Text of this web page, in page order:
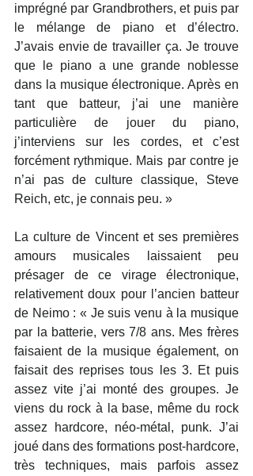
imprégné par Grandbrothers, et puis par
le mélange de piano et d’électro.
J’avais envie de travailler ça. Je trouve
que le piano a une grande noblesse
dans la musique électronique. Après en
tant que batteur, j’ai une manière
particulière de jouer du piano,
j’interviens sur les cordes, et c’est
forcément rythmique. Mais par contre je
n’ai pas de culture classique, Steve
Reich, etc, je connais peu. »
La culture de Vincent et ses premières
amours musicales laissaient peu
présager de ce virage électronique,
relativement doux pour l’ancien batteur
de Neimo : « Je suis venu à la musique
par la batterie, vers 7/8 ans. Mes frères
faisaient de la musique également, on
faisait des reprises tous les 3. Et puis
assez vite j’ai monté des groupes. Je
viens du rock à la base, même du rock
assez hardcore, néo-métal, punk. J’ai
joué dans des formations post-hardcore,
très techniques, mais parfois assez